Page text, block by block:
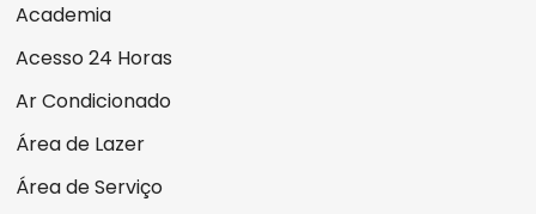
Academia
Acesso 24 Horas
Ar Condicionado
Área de Lazer
Área de Serviço